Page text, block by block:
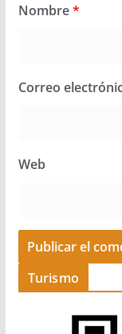
Nombre*
Correo
Web
Turismo